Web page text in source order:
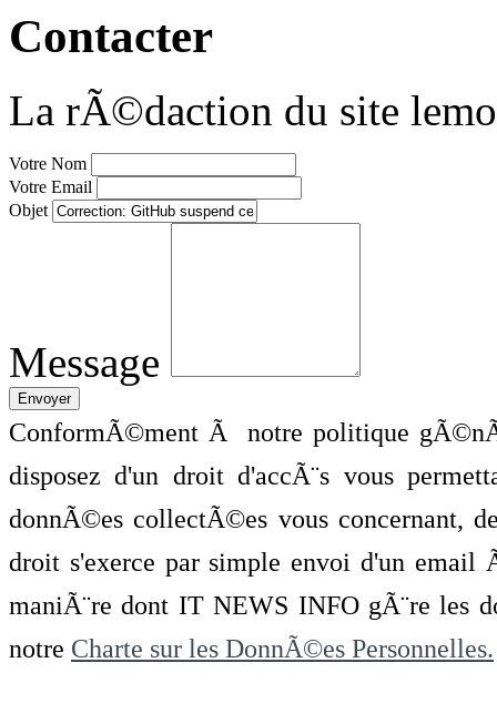
Contacter
La rÃ©daction du site
Votre Nom
Votre Email
Objet
Message
ConformÃ©ment Ã notre politique
disposez d'un droit d'accÃ¨s vous
donnÃ©es collectÃ©es vous concernant,
droit s'exerce par simple envoi d'un
maniÃ¨re dont IT NEWS INFO gÃ¨re les
notre Charte sur les DonnÃ©es Personnelles.